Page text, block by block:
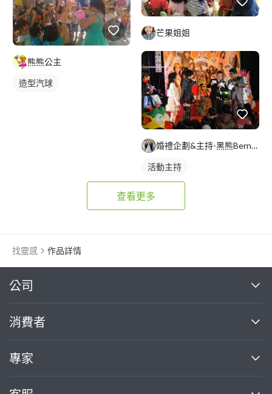
熊熊公主
造型汽球
芒果姐姐
婚禮企劃&主持-黑熊Bernard
活動主持
查看更多
找靈感 作品詳情
公司
關於我們
部落格
加入我們
消費者
買服務
專家
案件中心
繼續完成